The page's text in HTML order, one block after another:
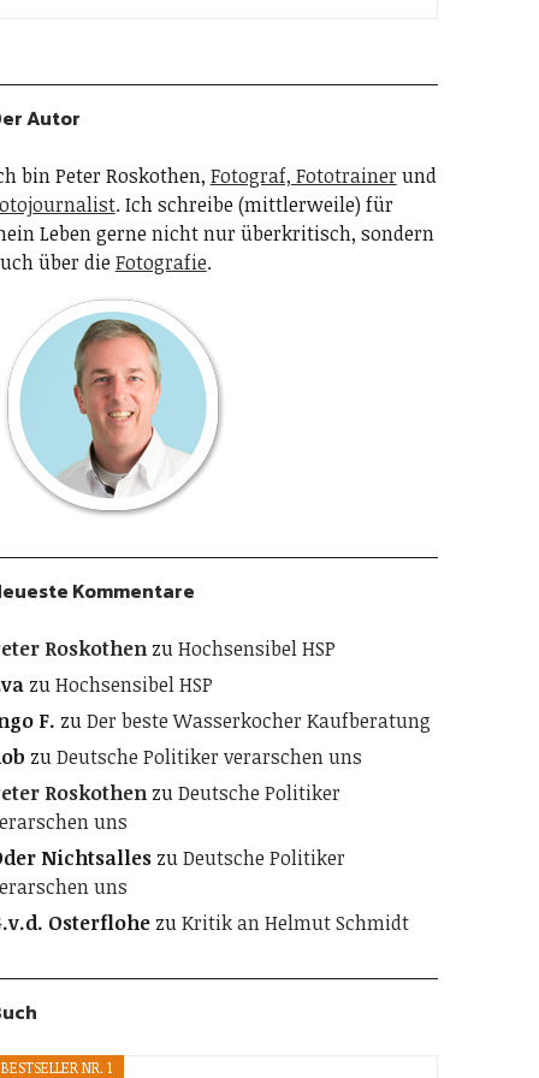
Autor
bin Peter Roskothen, Fotograf, Fototrainer und
. Ich schreibe (mittlerweile) für
Leben gerne nicht nur überkritisch, sondern
über dieFotografie.
Kommentare
RoskothenzuHochsensibel HSP
zuHochsensibel HSP
F. zuDer beste Wasserkocher Kaufberatung
zuDeutsche Politiker verarschen uns
RoskothenzuDeutsche Politiker
uns
NichtsalleszuDeutsche Politiker
uns
OsterflohezuKritik an Helmut Schmidt
BESTSELLER NR. 1